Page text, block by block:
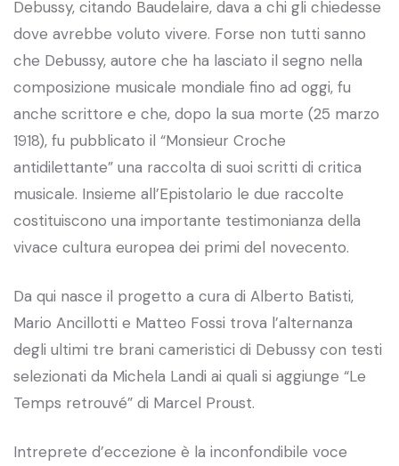
Debussy, citando Baudelaire, dava a chi gli chiedesse
dove avrebbe voluto vivere. Forse non tutti sanno
che Debussy, autore che ha lasciato il segno nella
composizione musicale mondiale fino ad oggi, fu
anche scrittore e che, dopo la sua morte (25 marzo
1918), fu pubblicato il “Monsieur Croche
antidilettante” una raccolta di suoi scritti di critica
musicale. Insieme all’Epistolario le due raccolte
costituiscono una importante testimonianza della
vivace cultura europea dei primi del novecento.
Da qui nasce il progetto a cura di Alberto Batisti,
Mario Ancillotti e Matteo Fossi trova l’alternanza
degli ultimi tre brani cameristici di Debussy con testi
selezionati da Michela Landi ai quali si aggiunge “Le
Temps retrouvé” di Marcel Proust.
Intreprete d’eccezione è la inconfondibile voce